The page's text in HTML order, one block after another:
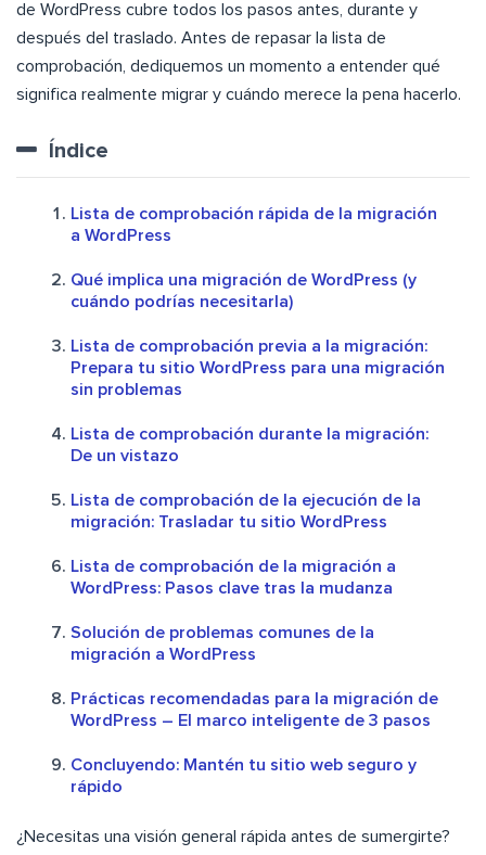
de WordPress cubre todos los pasos antes, durante y
después del traslado. Antes de repasar la lista de
comprobación, dediquemos un momento a entender qué
significa realmente migrar y cuándo merece la pena hacerlo.
Índice
Lista de comprobación rápida de la migración
a WordPress
Qué implica una migración de WordPress (y
cuándo podrías necesitarla)
Lista de comprobación previa a la migración:
Prepara tu sitio WordPress para una migración
sin problemas
Lista de comprobación durante la migración:
De un vistazo
Lista de comprobación de la ejecución de la
migración: Trasladar tu sitio WordPress
Lista de comprobación de la migración a
WordPress: Pasos clave tras la mudanza
Solución de problemas comunes de la
migración a WordPress
Prácticas recomendadas para la migración de
WordPress – El marco inteligente de 3 pasos
Concluyendo: Mantén tu sitio web seguro y
rápido
¿Necesitas una visión general rápida antes de sumergirte?